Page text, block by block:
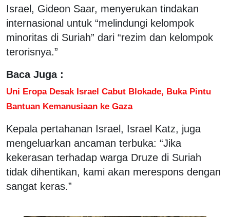
Israel, Gideon Saar, menyerukan tindakan
internasional untuk “melindungi kelompok
minoritas di Suriah” dari “rezim dan kelompok
terorisnya.”
Baca Juga :
Uni Eropa Desak Israel Cabut Blokade, Buka Pintu
Bantuan Kemanusiaan ke Gaza
Kepala pertahanan Israel, Israel Katz, juga
mengeluarkan ancaman terbuka: “Jika
kekerasan terhadap warga Druze di Suriah
tidak dihentikan, kami akan merespons dengan
sangat keras.”